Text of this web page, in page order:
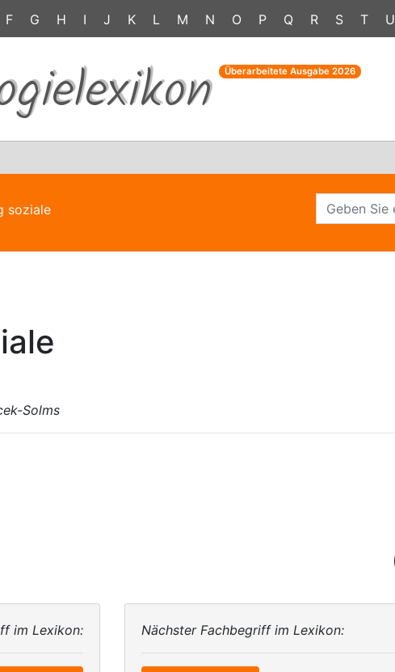
F G H I J K L M N O P Q R S T U
Überarbeitete Ausgabe 2026
soziale
Solms
im Lexikon: Nächster Fachbegriff im Lexikon: